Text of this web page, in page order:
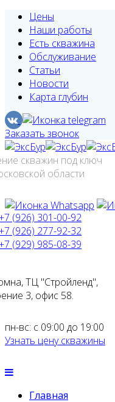
Цены
Наши работы
Есть скважина
Обслуживание
Статьи
Новости
Карта глубин
Заказать звонок
скважин под ключ
области
(926) 301-00-92
(926) 277-92-32
(929) 985-08-39
ТЦ "Стройленд",
3, офис 58.
пн-вс: с 09:00 до 19:00
Узнать цену скважины
Главная